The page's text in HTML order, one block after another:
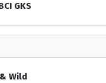
GKS
Wild